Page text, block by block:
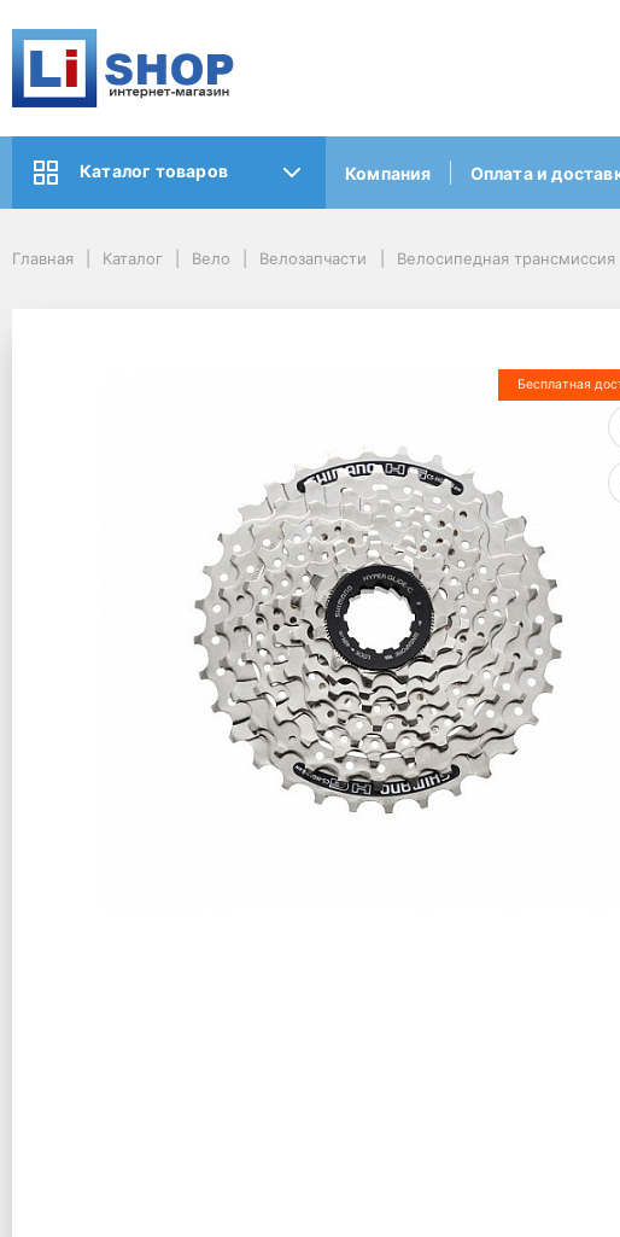
Каталог товаров Компания Оплата и
Главная Каталог Вело Велозапчасти Велосипедная трансмиссия
Бесплатная